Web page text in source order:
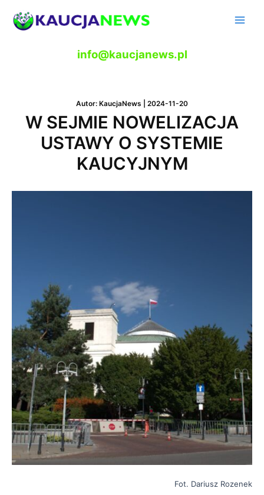
info@kaucjanews.pl
Autor: KaucjaNews 2024-11-20
W SEJMIE NOWELIZACJA
USTAWY O SYSTEMIE
KAUCYJNYM
Fot. Dariusz Rozenek